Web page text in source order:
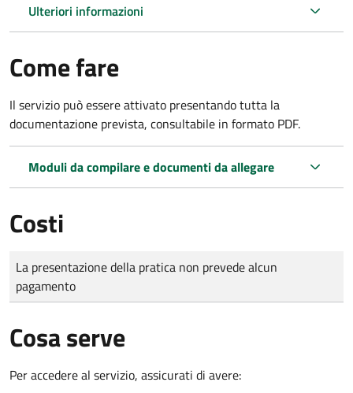
Ulteriori informazioni
Come fare
Il servizio può essere attivato presentando tutta la
documentazione prevista, consultabile in formato PDF.
Moduli da compilare e documenti da allegare
Costi
Tipo di pagamento
Importo
La presentazione della pratica non prevede alcun
pagamento
Cosa serve
Per accedere al servizio, assicurati di avere: